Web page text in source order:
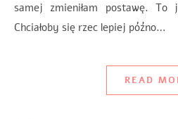
samej zmieniłam postawę. To
Chciałoby się rzec lepiej późno…
READ